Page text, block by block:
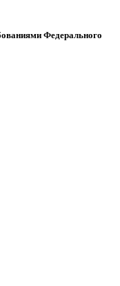
Федерального